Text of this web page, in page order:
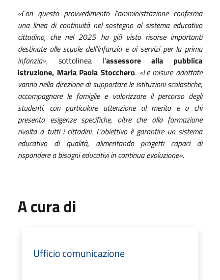
«Con questo provvedimento l’amministrazione conferma
una linea di continuità nel sostegno al sistema educativo
cittadino, che nel 2025 ha già visto risorse importanti
destinate alle scuole dell’infanzia e ai servizi per la prima
infanzia», sottolinea l’assessore alla pubblica
istruzione, Maria Paola Stocchero. «Le misure adottate
vanno nella direzione di supportare le istituzioni scolastiche,
accompagnare le famiglie e valorizzare il percorso degli
studenti, con particolare attenzione al merito e a chi
presenta esigenze specifiche, oltre che alla formazione
rivolta a tutti i cittadini. L’obiettivo è garantire un sistema
educativo di qualità, alimentando progetti capaci di
rispondere a bisogni educativi in continua evoluzione».
A cura di
Ufficio comunicazione